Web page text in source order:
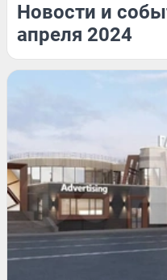
Новости и
апреля 2024